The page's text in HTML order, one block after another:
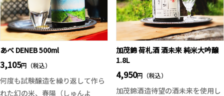
す。
※加茂錦は仕込むタンク、次期に
より酒米や酒質(しぼりたて、ひや
おろし等の変化)などがその都度変
わります。予めご了承ください。
あべ DENEB 500ml
3,105円（税込）
何度も試験醸造を繰り返して作ら
れた幻の米、春陽（しゅんよ
加茂錦 荷札酒 酒未来 純米大吟醸
1.8L
4,950円（税込）
加茂錦酒造待望の酒未来を使用し